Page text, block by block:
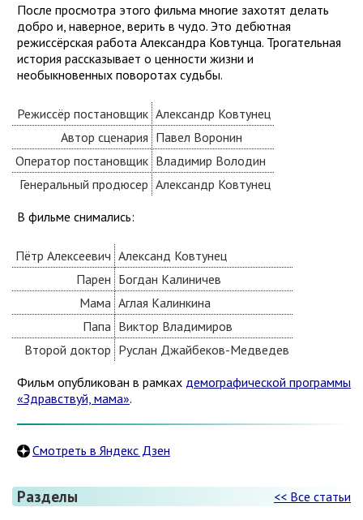
Разделы << Все статьи
После просмотра этого фильма многие захотят делать
добро и, наверное, верить в чудо. Это дебютная
режиссёрская работа Александра Ковтунца. Трогательная
история рассказывает о ценности жизни и
необыкновенных поворотах судьбы.
Режиссёр постановщик Александр Ковтунец
Автор сценария Павел Воронин
Оператор постановщик Владимир Володин
Генеральный продюсер Александр Ковтунец
В фильме снимались:
Пётр Алексеевич Александ Ковтунец
Парен Богдан Калиничев
Мама Аглая Калинкина
Папа Виктор Владимиров
Второй доктор Руслан Джайбеков-Медведев
Фильм опубликован в рамках демографической программы
«Здравствуй, мама».
Смотреть в Яндекс Дзен